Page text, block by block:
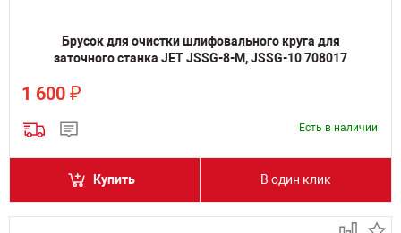
Брусок для очистки шлифовального круга для
заточного станка JET JSSG-8-M, JSSG-10 708017
1 600 ₽
Есть в наличии
Купить В один клик